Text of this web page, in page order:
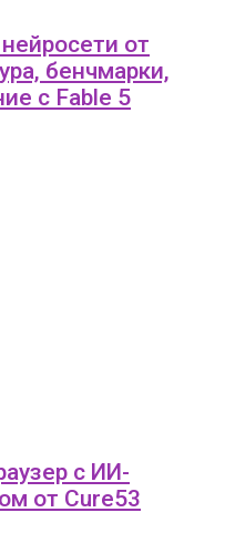
от
бенчмарки,
с Fable 5
с ИИ-
от Cure53